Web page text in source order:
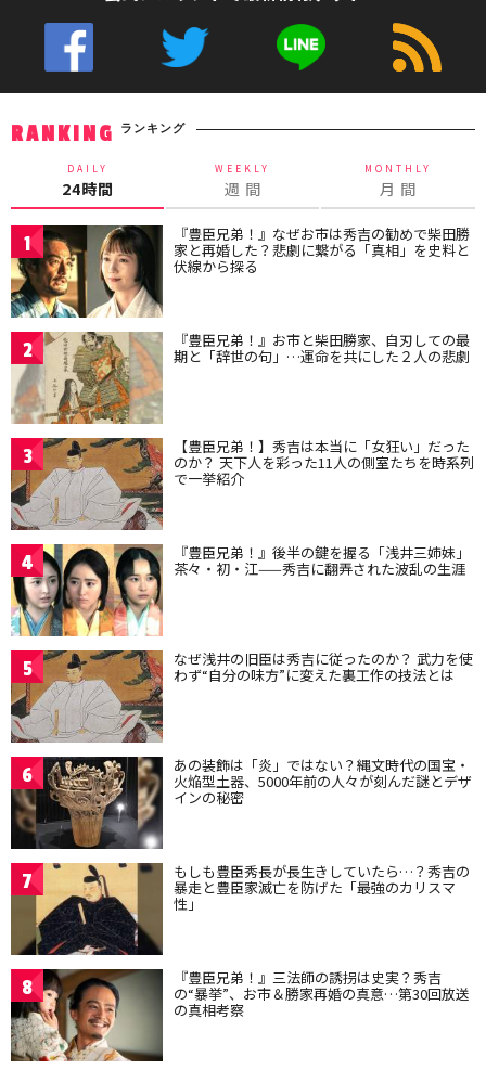
RANKING ランキング
DAILY
24時間
WEEKLY
週 間
MONTHLY
月 間
1 『豊臣兄弟！』なぜお市は秀吉の勧めで柴田勝
家と再婚した？悲劇に繋がる「真相」を史料と
伏線から探る
2 『豊臣兄弟！』お市と柴田勝家、自刃しての最
期と「辞世の句」…運命を共にした２人の悲劇
3 【豊臣兄弟！】秀吉は本当に「女狂い」だった
のか？ 天下人を彩った11人の側室たちを時系列
で一挙紹介
4 『豊臣兄弟！』後半の鍵を握る「浅井三姉妹」
茶々・初・江——秀吉に翻弄された波乱の生涯
5 なぜ浅井の旧臣は秀吉に従ったのか？ 武力を使
わず“自分の味方”に変えた裏工作の技法とは
6 あの装飾は「炎」ではない？縄文時代の国宝・
火焔型土器、5000年前の人々が刻んだ謎とデザ
インの秘密
7 もしも豊臣秀長が長生きしていたら…？秀吉の
暴走と豊臣家滅亡を防げた「最強のカリスマ
性」
8 『豊臣兄弟！』三法師の誘拐は史実？秀吉
の“暴挙”、お市＆勝家再婚の真意…第30回放送
の真相考察